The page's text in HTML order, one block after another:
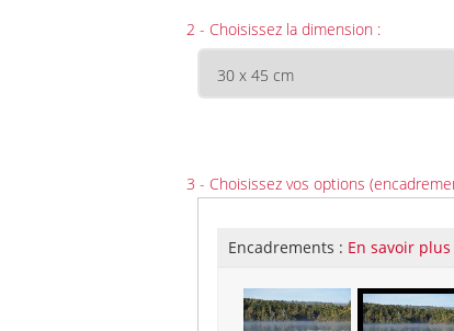
2 - Choisissez la dimension :
3 - Choisissez vos options
Encadrements : En savoir plus